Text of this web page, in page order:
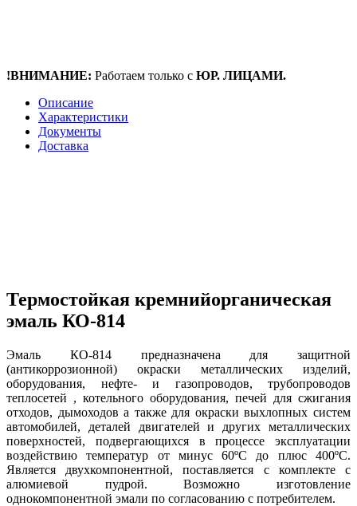
!ВНИМАНИЕ: Работаем только с ЮР. ЛИЦАМИ.
Описание
Характеристики
Документы
Доставка
Термостойкая кремнийорганическая
эмаль КО-814
Эмаль КО-814 предназначена для защитной
(антикоррозионной) окраски металлических изделий,
оборудования, нефте- и газопроводов, трубопроводов
теплосетей , котельного оборудования, печей для сжигания
отходов, дымоходов а также для окраски выхлопных систем
автомобилей, деталей двигателей и других металлических
поверхностей, подвергающихся в процессе эксплуатации
воздействию температур от минус 60ºС до плюс 400ºС.
Является двухкомпонентной, поставляется с комплекте с
алюмиевой пудрой. Возможно изготовление
однокомпонентной эмали по согласованию с потребителем.